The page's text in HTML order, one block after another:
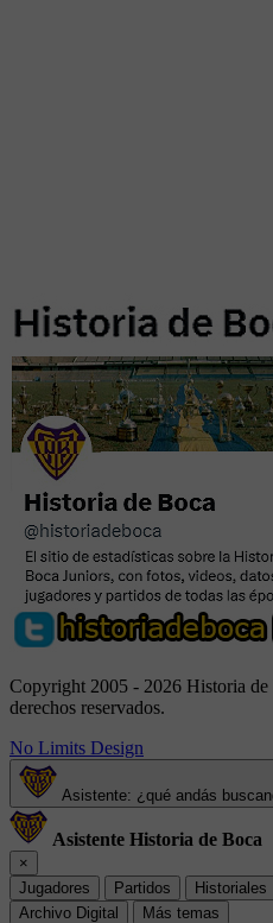
Copyright 2005 - 2026 Historia de
derechos reservados.
No Limits Design
Asistente: ¿qué andás
Asistente Historia de Boca
×
Jugadores
Partidos Historiales
Archivo Digital
Más temas